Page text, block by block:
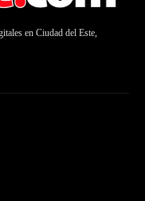
en Ciudad del Este,